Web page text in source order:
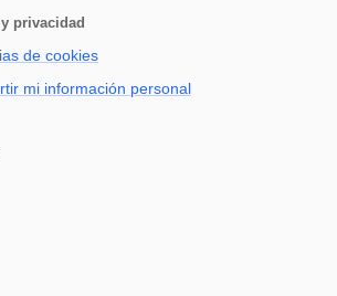
privacidad
de cookies
mi información personal